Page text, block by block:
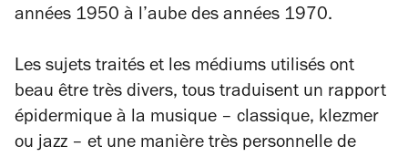
années 1950 à l’aube des années 1970.
Les sujets traités et les médiums utilisés ont
beau être très divers, tous traduisent un rapport
épidermique à la musique – classique, klezmer
ou jazz – et une manière très personnelle de